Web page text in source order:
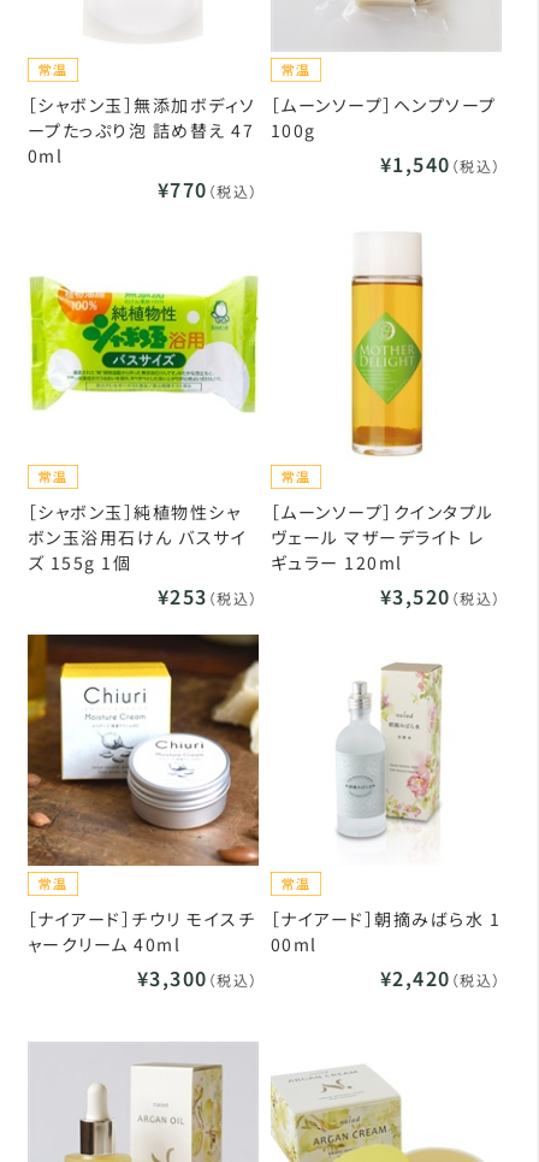
［シャボン玉］無添加ボディソ
ープたっぷり泡 詰め替え 47
0ml
¥770 （税込）
［ムーンソープ］ヘンプソープ
100g
¥1,540 （税込）
［シャボン玉］純植物性シャ
ボン玉浴用石けん バスサイ
ズ 155g 1個
¥253 （税込）
［ムーンソープ］クインタプル
ヴェール マザーデライト レ
ギュラー 120ml
¥3,520 （税込）
［ナイアード］チウリ モイスチ
ャークリーム 40ml
¥3,300 （税込）
［ナイアード］朝摘みばら水 1
00ml
¥2,420 （税込）